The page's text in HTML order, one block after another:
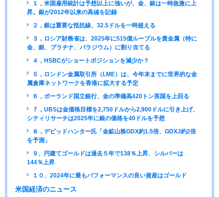
１，米国雇用統計は予想以上に強いが、金、銀は一時急激に上
昇。銀が2012年以来の高値を記録
２，銀は重要な抵抗線、32.5ドルを一時超える
３，ロシア財務省は、2025年に515億ルーブルを貴金属（特に
金、銀、プラチナ、パラジウム）に割り当てる
４，HSBCがショートポジションを減少か？
５，ロンドン金属取引所（LME）は、今年末までに世界的な金
属倉庫ネットワークを香港に拡大する予定
６，ポーランド国立銀行、金の準備高420トン英国を上回る
７，UBSは金価格目標を2,750ドルから2,900ドルに引き上げ、
シティリサーチは2025年に銀の価格を40ドルを予想
８，デビッドハンター氏「金鉱山株GDX約1.5倍、GDXJ約2倍
を予測」
９、円建てゴールドは過去５年で138％上昇、シルバーは
144％上昇
１０、2024年に最もパフォーマンスの良い資産はゴールド
米国経済のニュース